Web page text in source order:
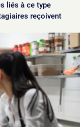
liés à ce type
reçoivent